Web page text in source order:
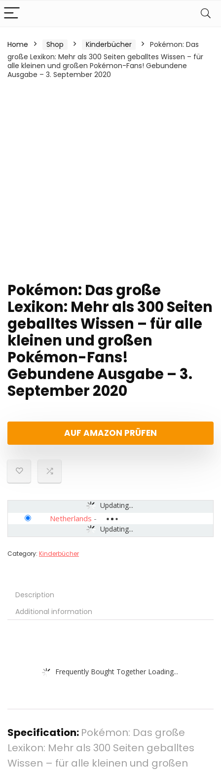
Home Shop Kinderbücher
Pokémon: Das
große Lexikon: Mehr als 300 Seiten geballtes Wissen – für
alle kleinen und großen Pokémon-Fans! Gebundene
Ausgabe – 3. September 2020
Pokémon: Das große
Lexikon: Mehr als 300 Seiten
geballtes Wissen – für alle
kleinen und großen
Pokémon-Fans!
Gebundene Ausgabe – 3.
September 2020
AUF AMAZON PRÜFEN
Updating...
Updating...
Netherlands -
Category: Kinderbücher
Description
Additional information
Frequently Bought Together Loading...
Specification: Pokémon: Das große
Lexikon: Mehr als 300 Seiten geballtes
Wissen – für alle kleinen und großen